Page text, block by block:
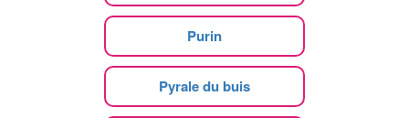
Purin
Pyrale du buis